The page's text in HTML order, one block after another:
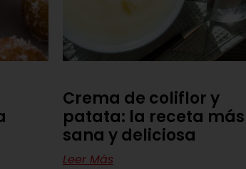
Crema de coliflor y
patata: la receta más
sana y deliciosa
Leer Más